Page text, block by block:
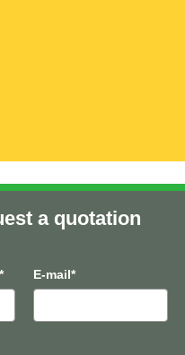
a quotation
E-mail*